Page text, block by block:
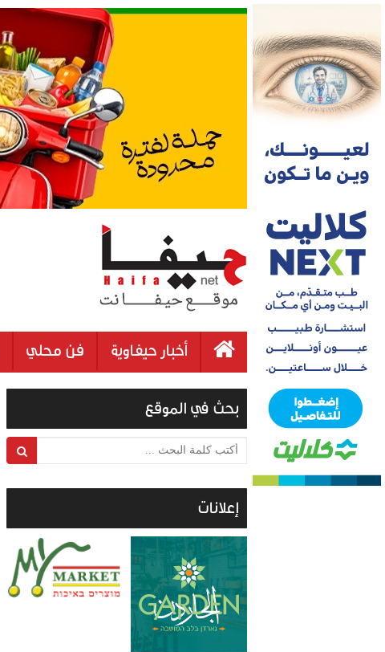
أخبار حيفاوية فن محلي
بحث في الموقع
أكتب كلمة البحث ...
إعلانات